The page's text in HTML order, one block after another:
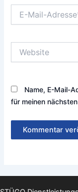
Mail-
Name, E-Mail-
für meinen